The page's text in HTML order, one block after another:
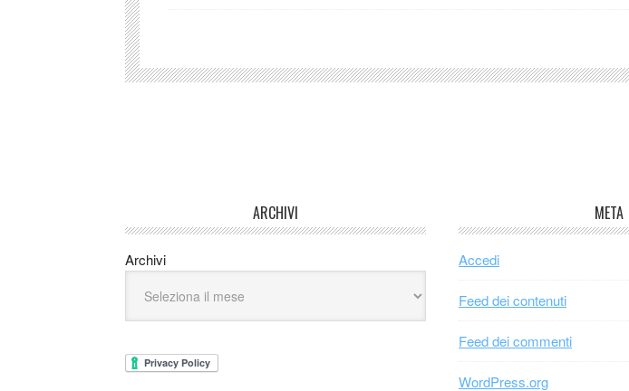
ARCHIVI
Archivi
META
Accedi
Feed dei contenuti
Feed dei commenti
WordPress.org